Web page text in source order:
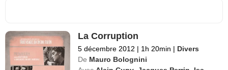
La Corruption
5 décembre 2012 | 1h 20min | Divers
De Mauro Bolognini